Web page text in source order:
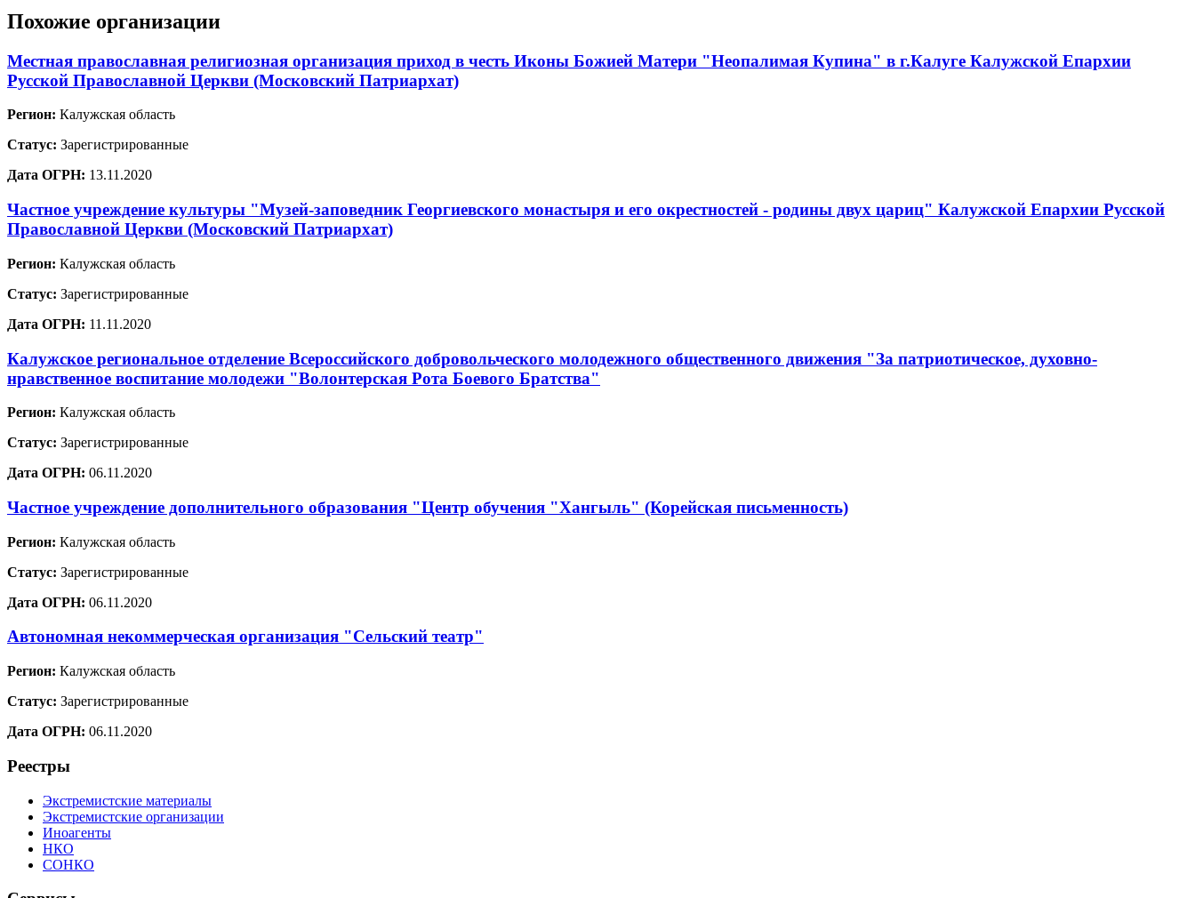
Похожие организации
Местная православная религиозная организация приход в честь Иконы Божией Матери "Неопалимая Купина" в г.Калуге Калужской Епархии
Русской Православной Церкви (Московский Патриархат)
Регион: Калужская область
Статус: Зарегистрированные
Дата ОГРН: 13.11.2020
Частное учреждение культуры "Музей-заповедник Георгиевского монастыря и его окрестностей - родины двух цариц" Калужской Епархии Русской
Православной Церкви (Московский Патриархат)
Регион: Калужская область
Статус: Зарегистрированные
Дата ОГРН: 11.11.2020
Калужское региональное отделение Всероссийского добровольческого молодежного общественного движения "За патриотическое, духовно-
нравственное воспитание молодежи "Волонтерская Рота Боевого Братства"
Регион: Калужская область
Статус: Зарегистрированные
Дата ОГРН: 06.11.2020
Частное учреждение дополнительного образования "Центр обучения "Хангыль" (Корейская письменность)
Регион: Калужская область
Статус: Зарегистрированные
Дата ОГРН: 06.11.2020
Автономная некоммерческая организация "Сельский театр"
Регион: Калужская область
Статус: Зарегистрированные
Дата ОГРН: 06.11.2020
Реестры
Экстремистские материалы
Экстремистские организации
Иноагенты
НКО
СОНКО